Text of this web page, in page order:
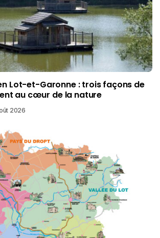
Lot-et-Garonne : trois façons de
au cœur de la nature
2026